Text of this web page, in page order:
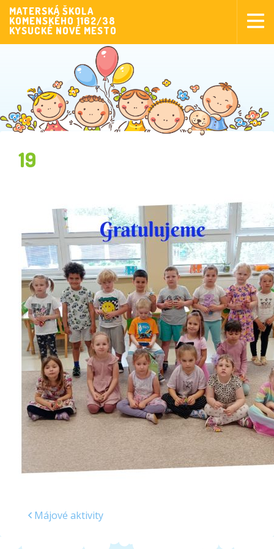
Aktivity pre deti
Fotogaléria
Naša škola
Dokumenty
Krúžková činnosť
Zverejňovanie
Školská jedáleň
Jedálny lístok
Kontakt
Ochrana osobných
údajov – GDPR
Vzdelávanie
zamestnancov
MATERSKÁ ŠKOLA
KOMENSKÉHO 1162/38
KYSUCKÉ NOVÉ MESTO
19
Májové aktivity